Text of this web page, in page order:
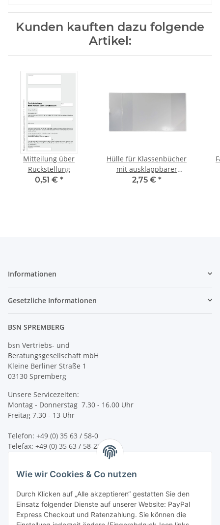
Kunden kauften dazu folgende
Artikel:
Mitteilung über
Rückstellung
0,51 € *
Hülle für Klassenbücher
mit ausklappbarer
Namensleiste
2,75 € *
Informationen
Gesetzliche Informationen
BSN SPREMBERG
bsn Vertriebs- und
Beratungsgesellschaft mbH
Kleine Berliner Straße 1
03130 Spremberg
Unsere Servicezeiten:
Montag - Donnerstag 7.30 - 16.00 Uhr
Freitag 7.30 - 13 Uhr
Telefon: +49 (0) 35 63 / 58-0
Telefax: +49 (0) 35 63 / 58-231
service@bsn-spremberg.de
Wir versenden mit:
Wie wir Cookies & Co nutzen
Durch Klicken auf „Alle akzeptieren“ gestatten Sie den
Einsatz folgender Dienste auf unserer Website: PayPal
Express Checkout und Ratenzahlung. Sie können die